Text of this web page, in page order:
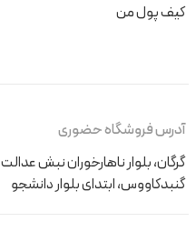
کیف پول من
آدرس فروشگاه حضوری
گرگان، بلوار ناهارخوران نبش عدالت 68
گنبدکاووس، ابتدای بلوار دانشجو